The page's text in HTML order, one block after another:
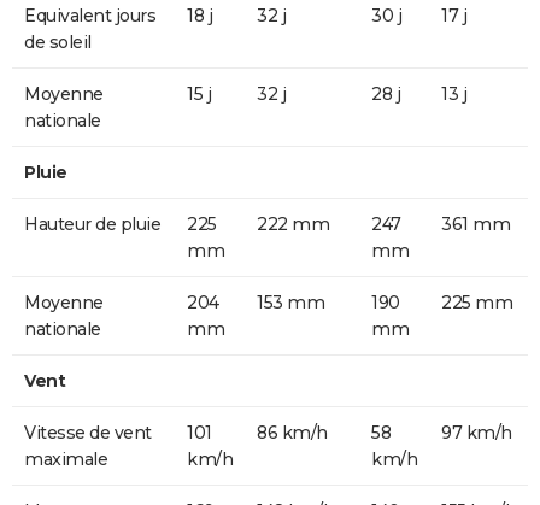
Equivalent jours
de soleil
18 j 32 j 30 j 17 j
Moyenne
nationale
15 j 32 j 28 j 13 j
Pluie
Hauteur de pluie
225
mm
222 mm
247
mm
361 mm
Moyenne
nationale
204
mm
153 mm
190
mm
225 mm
Vent
Vitesse de vent
maximale
101
km/h
86 km/h
58
km/h
97 km/h